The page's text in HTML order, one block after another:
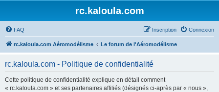
rc.kaloula.com
FAQ Connexion
Inscription
rc.kaloula.com Aéromodélisme Le forum de l'Aéromodélisme
rc.kaloula.com - Politique de confidentialité
Cette politique de confidentialité explique en détail comment
« rc.kaloula.com » et ses partenaires affiliés (désignés ci-après par « nous »,